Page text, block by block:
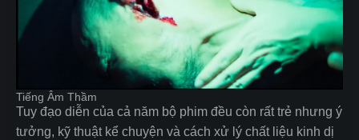
Tiếng Âm Thầm
Tuy đạo diễn của cả năm bộ phim đều còn rất trẻ nhưng ý
tưởng, kỹ thuật kể chuyện và cách xử lý chất liệu kinh dị